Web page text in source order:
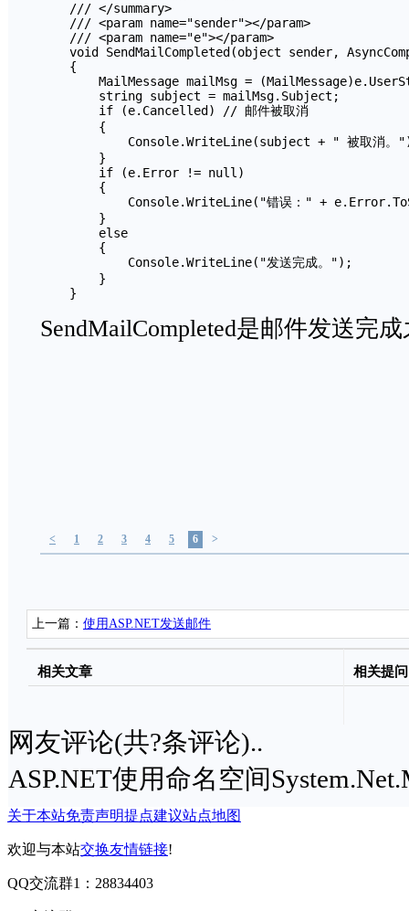
    /// </summary>
    /// <param name="sender"></param>
    /// <param name="e"></param>
void SendMailCompleted(object sender,
    {
MailMessage mailMsg =
        string subject = mailMsg.Subject;
        if (e.Cancelled) // 邮件被取消
        {
Console.WriteLine(subject + " 被取消。
        }
        if (e.Error != null)
        {
Console.WriteLine("错误：" +
        }
        else
        {
            Console.WriteLine("发送完成。");
        }
    }
SendMailCompleted是邮件发送完
< 1 2 3 4 5 6 >
上一篇： 使用ASP.NET发送邮件
相关文章 相关提问
网友评论(共?条评论)..
ASP.NET使用命名空间
关于本站免责声明提点建议站点地图
欢迎与本站交换友情链接!
QQ交流群1：28834403